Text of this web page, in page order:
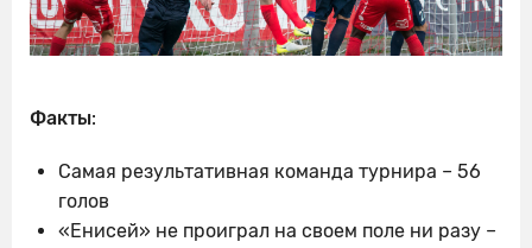
Факты:
Самая результативная команда турнира – 56
голов
«Енисей» не проиграл на своем поле ни разу –